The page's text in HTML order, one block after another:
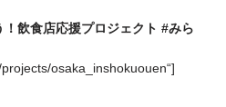
！飲食店応援プロジェクト #みら
osaka_inshokuouen“]